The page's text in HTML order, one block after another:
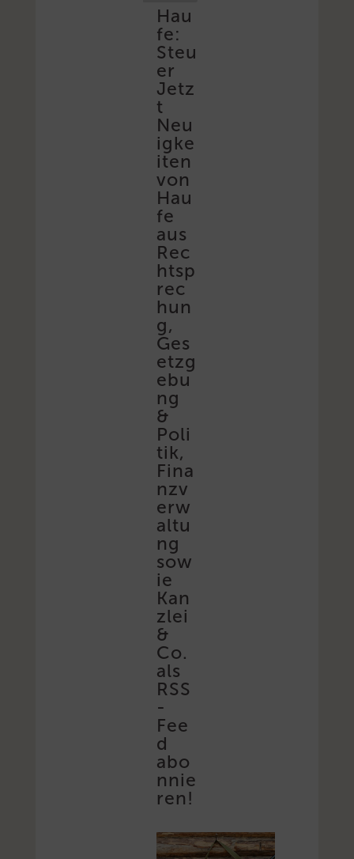
Hau
fe:
Steu
er
Jetz
t
Neu
igke
iten
von
Hau
fe
aus
Rec
htsp
rec
hun
g,
Ges
etzg
ebu
ng
&
Poli
tik,
Fina
nzv
erw
altu
ng
sow
ie
Kan
zlei
&
Co.
als
RSS
-
Fee
d
abo
nnie
ren!